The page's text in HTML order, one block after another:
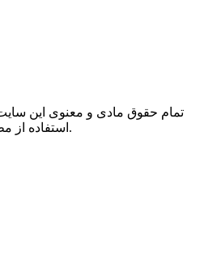
تمام حقوق مادی و معنوی این
استفاده از مطالب با ذکر منبع بلامانع است.